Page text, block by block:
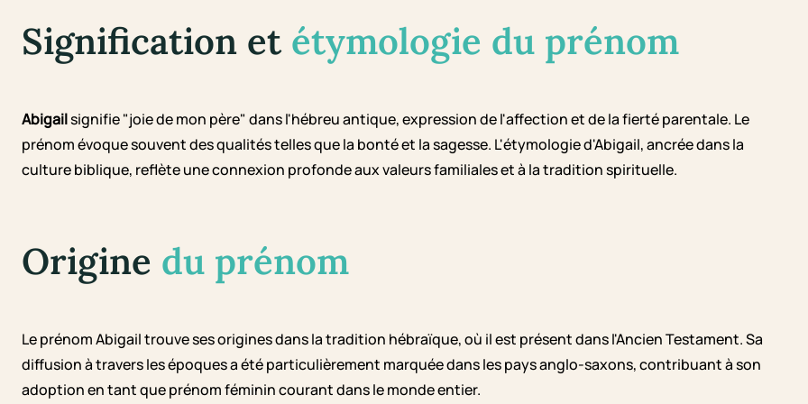
Signification et étymologie du prénom
Abigailsignifie "joie de mon père" dans l'hébreu antique, expression de l'affection et de la fierté parentale. Le
prénom évoque souvent des qualités telles que la bonté et la sagesse. L'étymologie d'Abigail, ancrée dans la
culture biblique, reflète une connexion profonde aux valeurs familiales et à la tradition spirituelle.
Origine du prénom
Le prénom Abigail trouve ses origines dans la tradition hébraïque, où il est présent dans l'Ancien Testament. Sa
diffusion à travers les époques a été particulièrement marquée dans les pays anglo-saxons, contribuant à son
adoption en tant que prénom féminin courant dans le monde entier.